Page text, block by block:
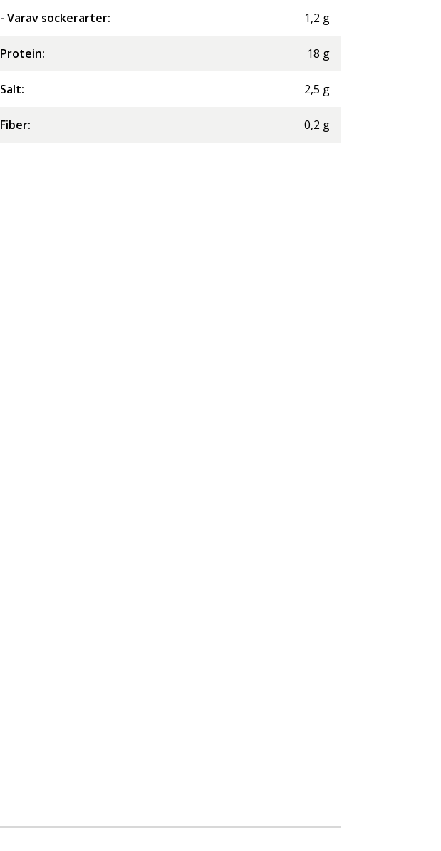
- Varav sockerarter: 1,2 g
Protein: 18 g
Salt: 2,5 g
Fiber: 0,2 g